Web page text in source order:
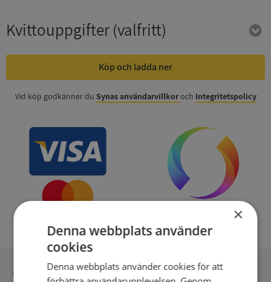
Kvittouppgifter(valfritt)
Köp och ladda ner
Vid köp godkänner du Synas användarvillkoroch Integritetspolicy
Inga kopior till omfrågad
×
Denna webbplats använder
cookies
Denna webbplats använder cookies för att